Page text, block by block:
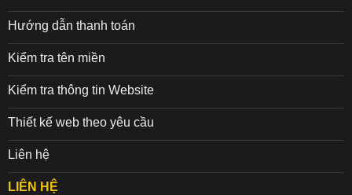
Hướng dẫn thanh toán
Kiểm tra tên miền
Kiểm tra thông tin Website
Thiết kế web theo yêu cầu
Liên hệ
LIÊN HỆ